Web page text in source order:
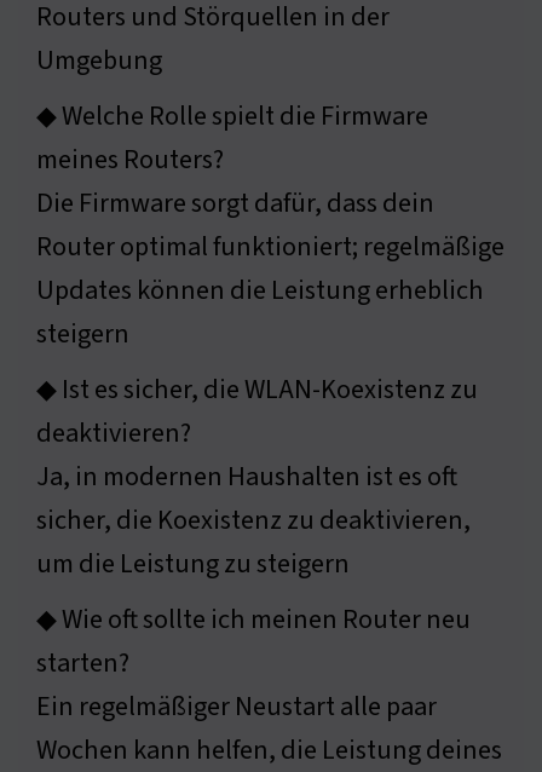
Routers und Störquellen in der
Umgebung
◆ Welche Rolle spielt die Firmware
meines Routers?
Die Firmware sorgt dafür, dass dein
Router optimal funktioniert; regelmäßige
Updates können die Leistung erheblich
steigern
◆ Ist es sicher, die WLAN-Koexistenz zu
deaktivieren?
Ja, in modernen Haushalten ist es oft
sicher, die Koexistenz zu deaktivieren,
um die Leistung zu steigern
◆ Wie oft sollte ich meinen Router neu
starten?
Ein regelmäßiger Neustart alle paar
Wochen kann helfen, die Leistung deines